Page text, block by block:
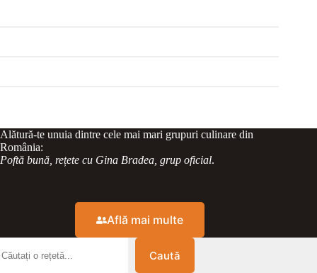
Alătură-te unuia dintre cele mai mari grupuri culinare din
România:
Poftă bună, rețete cu Gina Bradea, grup oficial.
Află mai multe
Caută